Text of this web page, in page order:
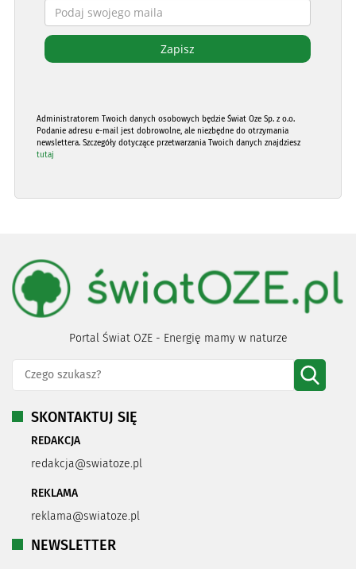
Administratorem Twoich danych osobowych będzie Świat Oze Sp. z o.o.
Podanie adresu e-mail jest dobrowolne, ale niezbędne do otrzymania
newslettera. Szczegóły dotyczące przetwarzania Twoich danych znajdziesz
tutaj
Portal Świat OZE - Energię mamy w naturze
SKONTAKTUJ SIĘ
REDAKCJA
redakcja@swiatoze.pl
REKLAMA
reklama@swiatoze.pl
NEWSLETTER